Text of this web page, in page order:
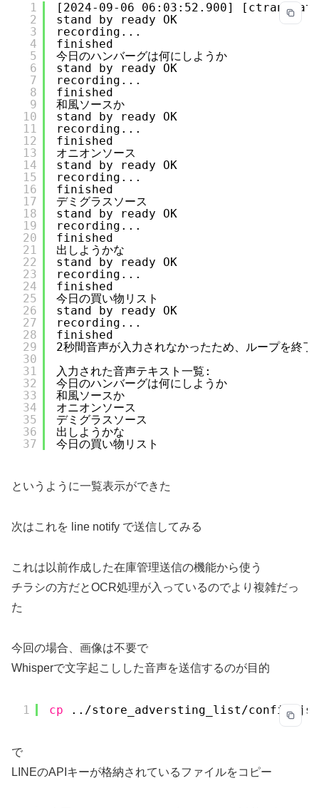
1
2
3
4
5
6
7
8
9
10
11
12
13
14
15
16
17
18
19
20
21
22
23
24
25
26
27
28
29
30
31
32
33
34
35
36
37
[2024-09-06 06:03:52.900]
stand by ready OK
recording...
finished
今日のハンバーグは何にしようか
stand by ready OK
recording...
finished
和風ソースか
stand by ready OK
recording...
finished
オニオンソース
stand by ready OK
recording...
finished
デミグラスソース
stand by ready OK
recording...
finished
出しようかな
stand by ready OK
recording...
finished
今日の買い物リスト
stand by ready OK
recording...
finished
2秒間音声が入力されなかったため、ループを終了
入力された音声テキスト一覧:
今日のハンバーグは何にしようか
和風ソースか
オニオンソース
デミグラスソース
出しようかな
今日の買い物リスト
というように一覧表示ができた
次はこれを line notify で送信してみる
これは以前作成した在庫管理送信の機能から使う
チラシの方だとOCR処理が入っているのでより複雑だっ
た
今回の場合、画像は不要で
Whisperで文字起こしした音声を送信するのが目的
1 cp .. /store_adversting_list/config
で
LINEのAPIキーが格納されているファイルをコピー